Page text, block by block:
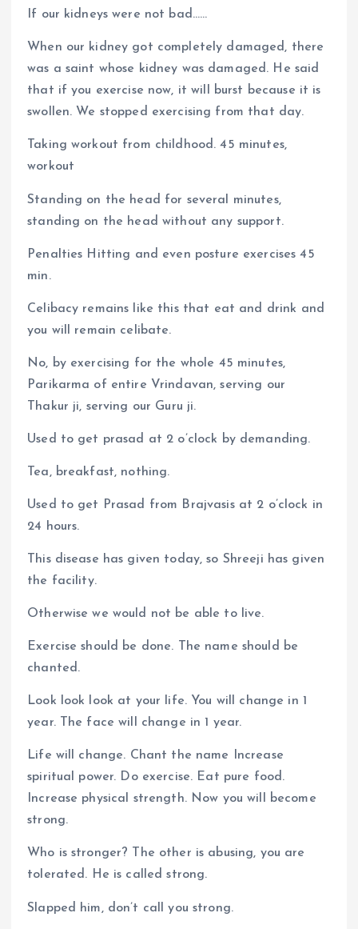
If our kidneys were not bad……
When our kidney got completely damaged, there
was a saint whose kidney was damaged. He said
that if you exercise now, it will burst because it is
swollen. We stopped exercising from that day.
Taking workout from childhood. 45 minutes,
workout
Standing on the head for several minutes,
standing on the head without any support.
Penalties Hitting and even posture exercises 45
min.
Celibacy remains like this that eat and drink and
you will remain celibate.
No, by exercising for the whole 45 minutes,
Parikarma of entire Vrindavan, serving our
Thakur ji, serving our Guru ji.
Used to get prasad at 2 o’clock by demanding.
Tea, breakfast, nothing.
Used to get Prasad from Brajvasis at 2 o’clock in
24 hours.
This disease has given today, so Shreeji has given
the facility.
Otherwise we would not be able to live.
Exercise should be done. The name should be
chanted.
Look look look at your life. You will change in 1
year. The face will change in 1 year.
Life will change. Chant the name Increase
spiritual power. Do exercise. Eat pure food.
Increase physical strength. Now you will become
strong.
Who is stronger? The other is abusing, you are
tolerated. He is called strong.
Slapped him, don’t call you strong.